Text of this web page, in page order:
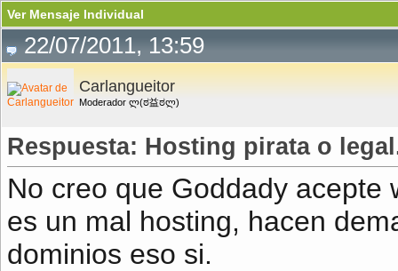
Ver Mensaje Individual
22/07/2011, 13:59
Carlangueitor
Moderador ლ(ಠ益ಠლ)
Respuesta: Hosting pirata o
No creo que Goddady acepte
es un mal hosting, hacen
dominios eso si.